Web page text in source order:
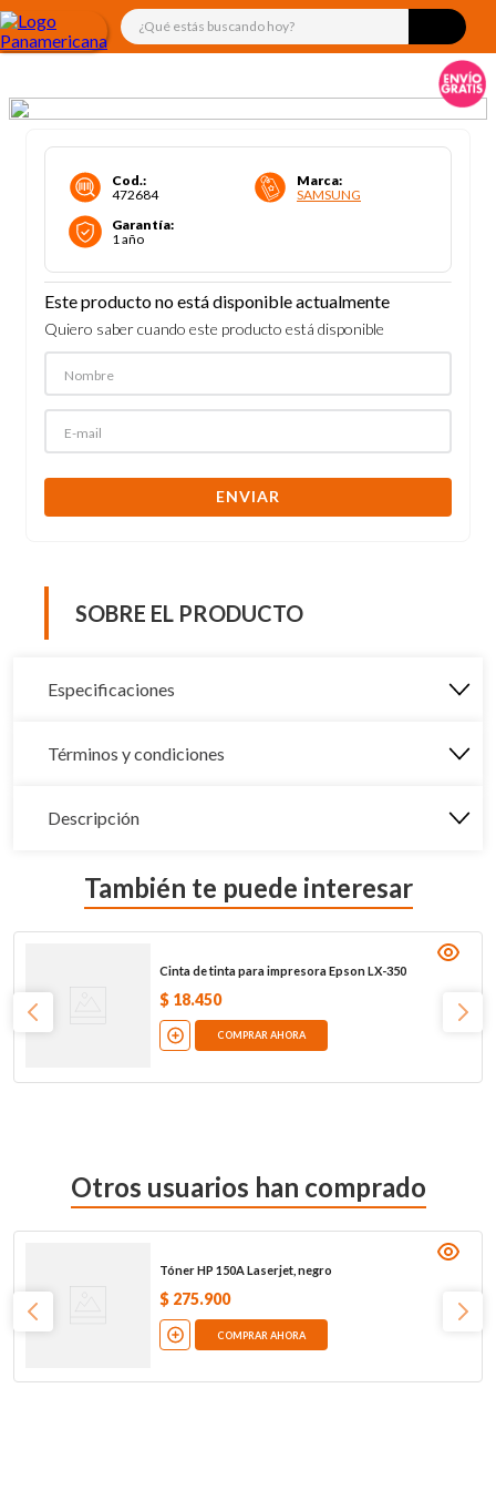
¿Qué estás buscando hoy?
Cod.:
472684
Marca:
SAMSUNG
Garantía:
1 año
Este producto no está disponible actualmente
Quiero saber cuando este producto está disponible
ENVIAR
SOBRE EL PRODUCTO
Especificaciones
Términos y condiciones
Descripción
También te puede interesar
Cinta de tinta para impresora Epson LX-350
$ 18.450
COMPRAR AHORA
Otros usuarios han comprado
Tóner HP 150A Laserjet, negro
$ 275.900
COMPRAR AHORA